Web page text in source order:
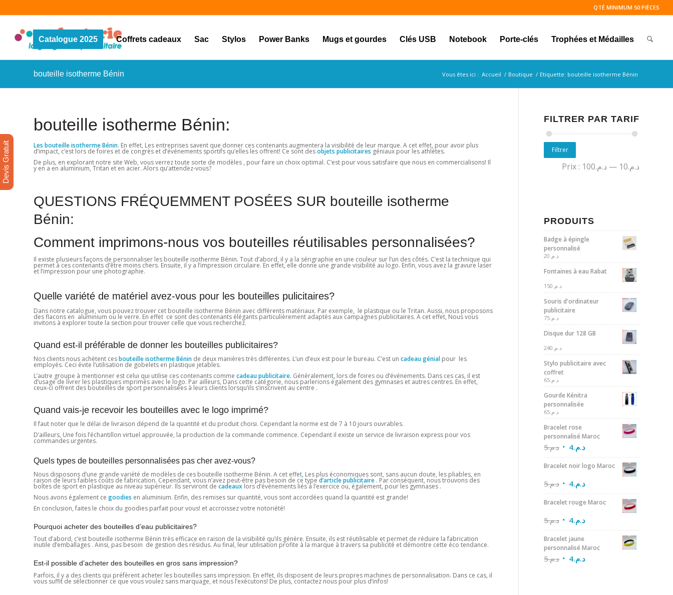
QTÉ MINIMUM 50 PIÈCES
Catalogue 2025 Coffrets cadeaux Sac Stylos Power Banks Mugs et gourdes Clés USB Notebook Porte-clés Trophées et Médailles
bouteille isotherme Bénin Vous êtes ici : Accueil / Boutique / Etiquette: bouteille isotherme Bénin
bouteille isotherme Bénin:
Les bouteille isotherme Bénin. En effet, Les entreprises savent que donner ces contenants augmentera la visibilité de leur marque. A cet effet, pour avoir plus
d’impact, c’est lors de foires et de congrès et d’événements sportifs qu’elles les offrent! Ce sont desobjets publicitaires géniaux pour les athlètes.
De plus, en explorant notre site Web, vous verrez toute sorte de modèles , pour faire un choix optimal. C’est pour vous satisfaire que nous en commercialisons! Il
y en a en aluminium, Tritan et en acier. Alors qu’attendez-vous?
QUESTIONS FRÉQUEMMENT POSÉES SUR bouteille isotherme
Bénin:
Comment imprimons-nous vos bouteilles réutilisables personnalisées?
Il existe plusieurs façons de personnaliser les bouteille isotherme Bénin. Tout d’abord, il y a la sérigraphie en une couleur sur l’un des côtés. C’est la technique qui
permet à ces contenants d’être moins chers. Ensuite, il y a l’impression circulaire. En effet, elle donne une grande visibilité au logo. Enfin, vous avez la gravure laser
et l’impression pour une photographie.
Quelle variété de matériel avez-vous pour les bouteilles pulicitaires?
Dans notre catalogue, vous pouvez trouver cet bouteille isotherme Bénin avec différents matériaux. Par exemple, le plastique ou le Tritan. Aussi, nous proposons
des flacons en aluminium ou le verre. En effet ce sont des contenants élégants particulièrement adaptés aux campagnes publicitaires. A cet effet, Nous vous
invitons à explorer toute la section pour trouver celle que vous recherchez.
Quand est-il préférable de donner les bouteilles publicitaires?
Nos clients nous achètent cesbouteille isotherme Bénin de deux manières très différentes. L’un d’eux est pour le bureau. C’est un cadeau génial pour les
employés. Ceci évite l’utilisation de gobelets en plastique jetables.
L’autre groupe à mentionner est celui qui utilise ces contenants comme cadeau publicitaire. Généralement, lors de foires ou d’événements. Dans ces cas, il est
d’usage de livrer les plastiques imprimés avec le logo. Par ailleurs, Dans cette catégorie, nous parlerions également des gymnases et autres centres. En effet,
ceux-ci offrent des bouteilles de sport personnalisées à leurs clients lorsqu’ils s’inscrivent au centre .
Quand vais-je recevoir les bouteilles avec le logo imprimé?
Il faut noter que le délai de livraison dépend de la quantité et du produit choisi. Cependant la norme est de 7 à 10 jours ouvrables.
D’ailleurs, Une fois l’échantillon virtuel approuvée, la production de la commande commence. Cependant il existe un service de livraison express pour vos
commandes urgentes.
Quels types de bouteilles personnalisées pas cher avez-vous?
Nous disposons d’une grande variété de modèles de ces bouteille isotherme Bénin. A cet effet, Les plus économiques sont, sans aucun doute, les pliables, en
raison de leurs faibles coûts de fabrication. Cependant, vous n’avez peut-être pas besoin de ce type d’article publicitaire . Par conséquent, nous trouvons des
boîtes de sport en plastique au niveau supérieur. Ils serviront de cadeaux lors d’événements liés à l’exercice ou, également, pour les gymnases .
Nous avons également ce goodies en aluminium. Enfin, des remises sur quantité, vous sont accordées quand la quantité est grande!
En conclusion, faites le choix du goodies parfait pour vous! et accroissez votre notoriété!
Pourquoi acheter des bouteilles d’eau publicitaires?
Tout d’abord, c’est bouteille isotherme Bénin très efficace en raison de la visibilité qu’ils génère. Ensuite, ils est réutilisable et permet de réduire la fabrication
inutile d’emballages . Ainsi, pas besoin de gestion des résidus. Au final, leur utilisation profite à la marque à travers sa publicité et démontre cette éco tendance.
Est-il possible d’acheter des bouteilles en gros sans impression?
Parfois, il y a des clients qui préfèrent acheter les bouteilles sans impression. En effet, ils disposent de leurs propres machines de personnalisation. Dans ce cas, il
vous suffit de sélectionner ce que vous voulez sans marquage, et nous l’exécutons! De plus, contactez nous pour plus d’infos!
FILTRER PAR TARIF
Filtrer
Prix : د.م.10 — د.م.100
PRODUITS
Badge à épingle
personnalisé
د.م. 20
Fontaines à eau Rabat
د.م. 150
Souris d'ordinateur
publicitaire
د.م. 75
Disque dur 128 GB
د.م. 240
Stylo publicitaire avec
coffret
د.م. 65
Gourde Kénitra
personnalisée
د.م. 65
Bracelet rose
personnalisé Maroc
د.م.5 د.م.4
Bracelet noir logo Maroc
د.م.5 د.م.4
Bracelet rouge Maroc
د.م.5 د.م.4
Bracelet jaune
personnalisé Maroc
د.م.5 د.م.4
Devis Gratuit